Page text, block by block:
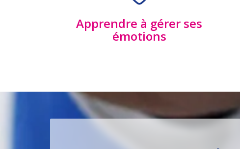
Apprendre à gérer ses
émotions